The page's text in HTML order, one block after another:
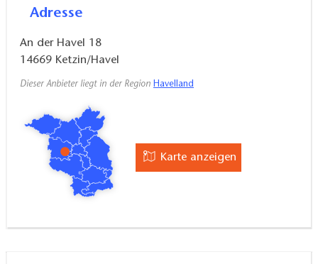
Adresse
An der Havel 18
14669 Ketzin/Havel
Dieser Anbieter liegt in der Region Havelland
Karte anzeigen